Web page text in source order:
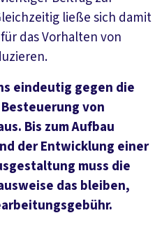
ließe sich damit
das Vorhalten von
eindeutig gegen die
von
Bis zum Aufbau
der Entwicklung einer
muss die
das bleiben,